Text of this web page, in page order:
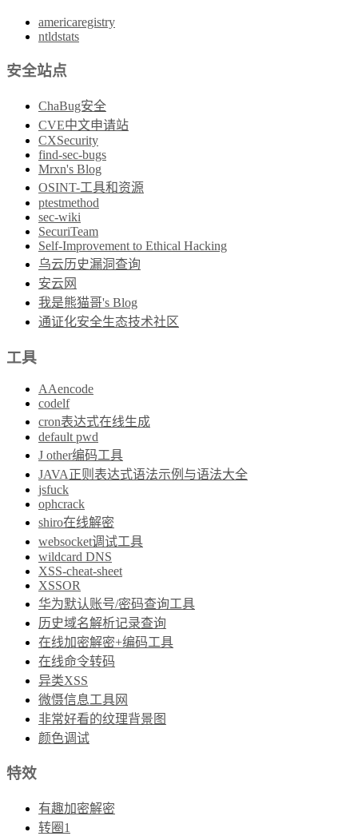
americaregistry
ntldstats
安全站点
ChaBug安全
CVE中文申请站
CXSecurity
find-sec-bugs
Mrxn's Blog
OSINT-工具和资源
ptestmethod
sec-wiki
SecuriTeam
Self-Improvement to Ethical Hacking
乌云历史漏洞查询
安云网
我是熊猫哥's Blog
通证化安全生态技术社区
工具
AAencode
codelf
cron表达式在线生成
default pwd
J other编码工具
JAVA正则表达式语法示例与语法大全
jsfuck
ophcrack
shiro在线解密
websocket调试工具
wildcard DNS
XSS-cheat-sheet
XSSOR
华为默认账号/密码查询工具
历史域名解析记录查询
在线加密解密+编码工具
在线命令转码
异类XSS
微慑信息工具网
非常好看的纹理背景图
颜色调试
特效
有趣加密解密
转圈1